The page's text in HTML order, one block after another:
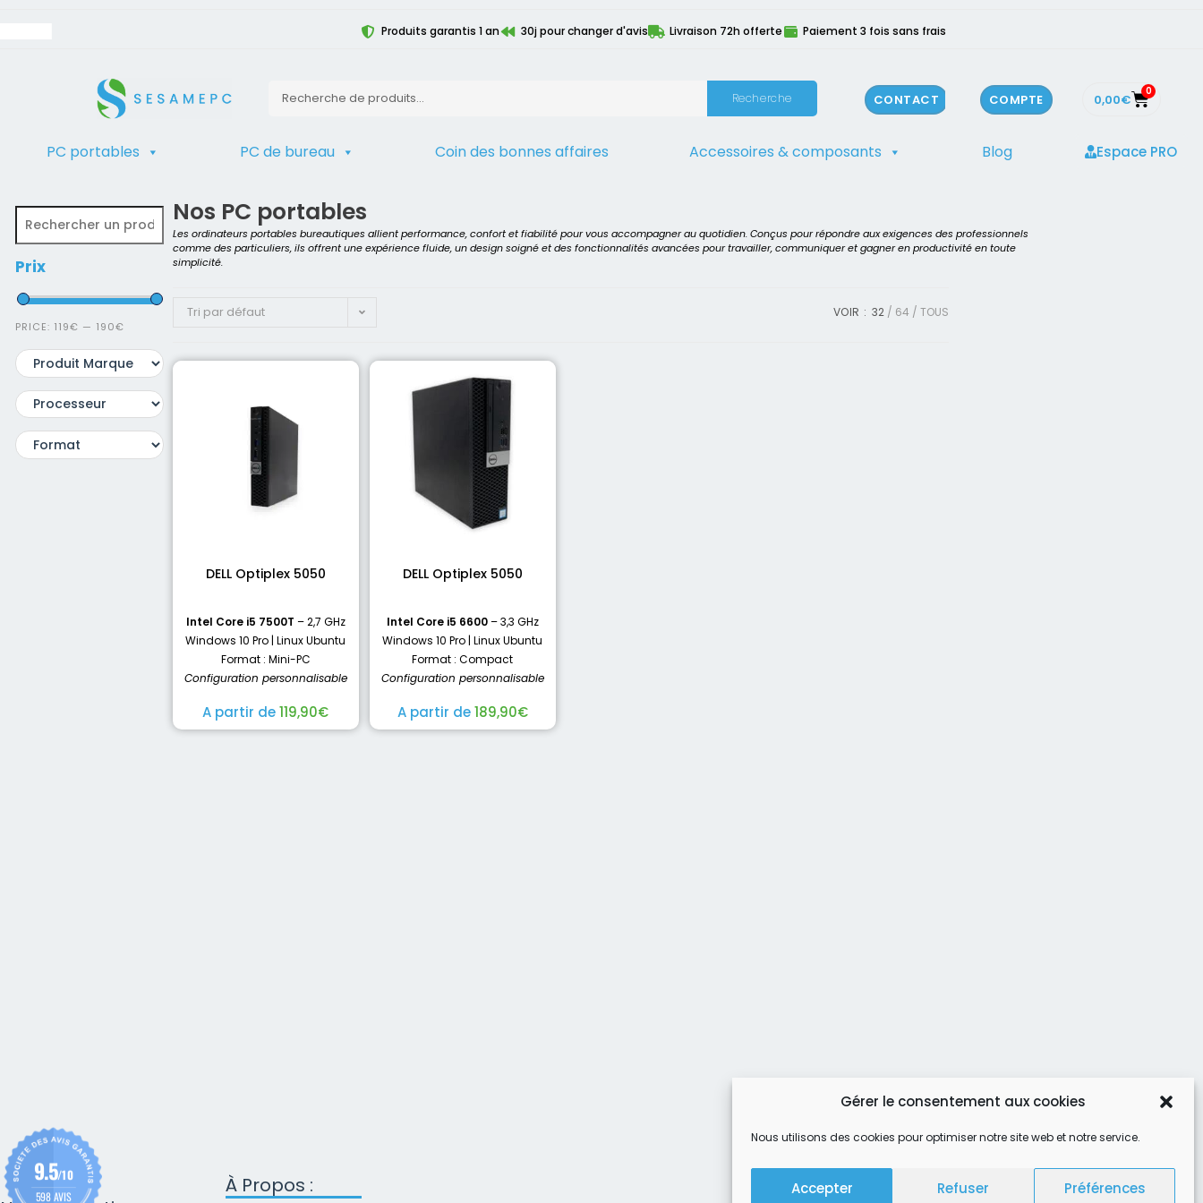
Gérer le consentement aux cookies
Nous utilisons des cookies pour optimiser notre site web et notre service.
Accepter Refuser Préférences
Produits garantis 1 an 30j pour changer d'avis Livraison 72h offerte Paiement 3 fois sans frais
Recherche CONTACT COMPTE 0,00€ 0
PC portables PC de bureau Coin des bonnes affaires Accessoires & composants Blog
Espace PRO
Prix
PRICE: 119€ — 190€
Nos PC portables
Les ordinateurs portables bureautiques allient performance, confort et fiabilité pour vous accompagner au quotidien. Conçus pour répondre aux exigences des professionnels
comme des particuliers, ils offrent une expérience fluide, un design soigné et des fonctionnalités avancées pour travailler, communiquer et gagner en productivité en toute
simplicité.
Tri par défaut VOIR : 32 64 TOUS
DELL Optiplex 5050
Intel Core i5 7500T – 2,7 GHz
Windows 10 Pro | Linux Ubuntu
Format : Mini-PC
Configuration personnalisable
A partir de119,90€
DELL Optiplex 5050
Intel Core i5 6600– 3,3 GHz
Windows 10 Pro | Linux Ubuntu
Format : Compact
Configuration personnalisable
A partir de189,90€
À Propos :
9.5/10
598 AVIS